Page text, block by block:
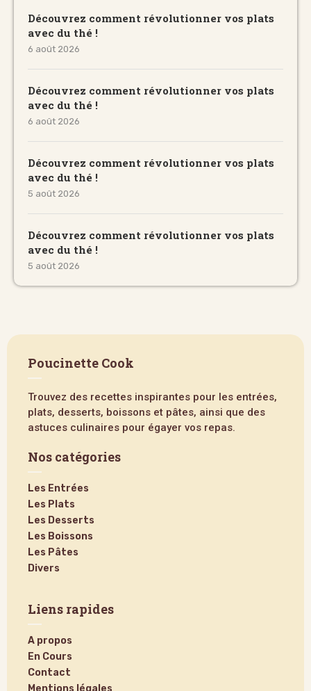
Découvrez comment révolutionner vos plats
avec du thé !
6 août 2026
Découvrez comment révolutionner vos plats
avec du thé !
6 août 2026
Découvrez comment révolutionner vos plats
avec du thé !
5 août 2026
Découvrez comment révolutionner vos plats
avec du thé !
5 août 2026
Poucinette Cook
Trouvez des recettes inspirantes pour les entrées,
plats, desserts, boissons et pâtes, ainsi que des
astuces culinaires pour égayer vos repas.
Nos catégories
Les Entrées
Les Plats
Les Desserts
Les Boissons
Les Pâtes
Divers
Liens rapides
A propos
En Cours
Contact
Mentions légales